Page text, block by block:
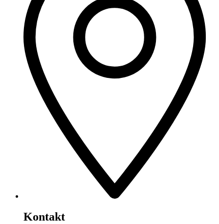
Kontakt